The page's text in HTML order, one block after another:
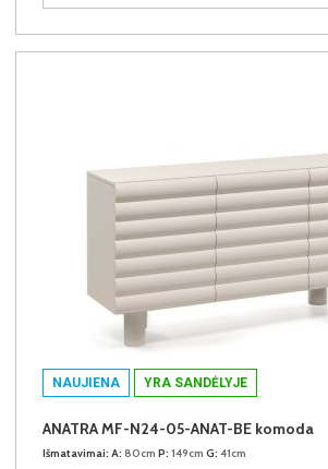
NAUJIENA YRA SANDĖLYJE
ANATRA MF-N24-05-ANAT-BE komoda
Išmatavimai: A: 80cm P: 149cm G: 41cm